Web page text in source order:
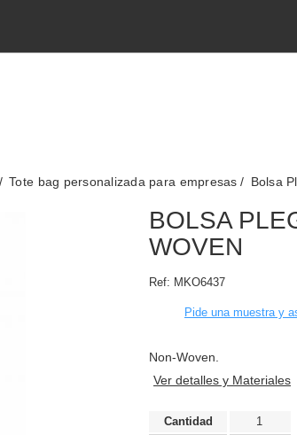
Tote bag personalizada para empresas Bolsa
BOLSA
WOVEN
Ref: MKO6437
Pide una muestra y
Non-Woven.
Ver detalles y Materiales
Cantidad
1